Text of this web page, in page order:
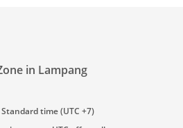
in Lampang
time (UTC +7)